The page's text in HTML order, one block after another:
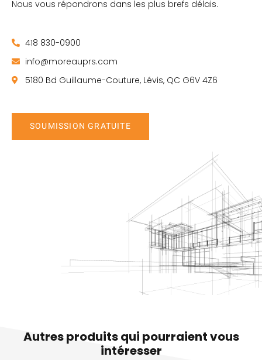
Nous vous répondrons dans les plus brefs délais.
418 830-0900
info@moreauprs.com
5180 Bd Guillaume-Couture, Lévis, QC G6V 4Z6
SOUMISSION GRATUITE
Autres produits qui pourraient vous
intéresser